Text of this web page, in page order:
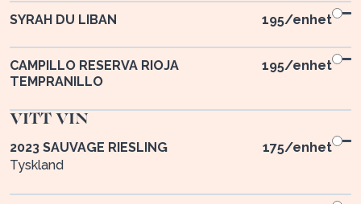
SYRAH DU LIBAN 195/enhet
CAMPILLO RESERVA RIOJA
TEMPRANILLO
195/enhet
VITT VIN
2023 SAUVAGE RIESLING
175/enhet
Tyskland